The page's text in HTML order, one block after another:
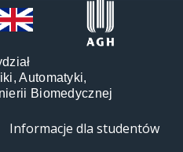
Automatyki,
Biomedycznej
Informacje dla studentów